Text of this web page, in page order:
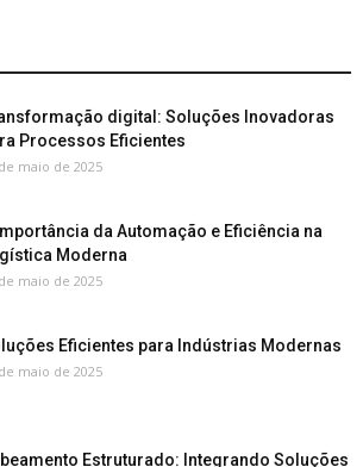
digital: Soluções Inovadoras
Processos Eficientes
maio de 2025
da Automação e Eficiência na
Moderna
maio de 2025
Eficientes para Indústrias Modernas
maio de 2025
Estruturado: Integrando Soluções